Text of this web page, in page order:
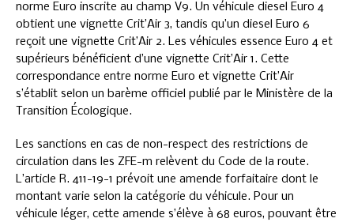
norme Euro inscrite au champ V9. Un véhicule diesel Euro 4
obtient une vignette Crit’Air 3, tandis qu’un diesel Euro 6
reçoit une vignette Crit’Air 2. Les véhicules essence Euro 4 et
supérieurs bénéficient d’une vignette Crit’Air 1. Cette
correspondance entre norme Euro et vignette Crit’Air
s’établit selon un barème officiel publié par le Ministère de la
Transition Écologique.
Les sanctions en cas de non-respect des restrictions de
circulation dans les ZFE-m relèvent du Code de la route.
L’article R. 411-19-1 prévoit une amende forfaitaire dont le
montant varie selon la catégorie du véhicule. Pour un
véhicule léger, cette amende s’élève à 68 euros, pouvant être